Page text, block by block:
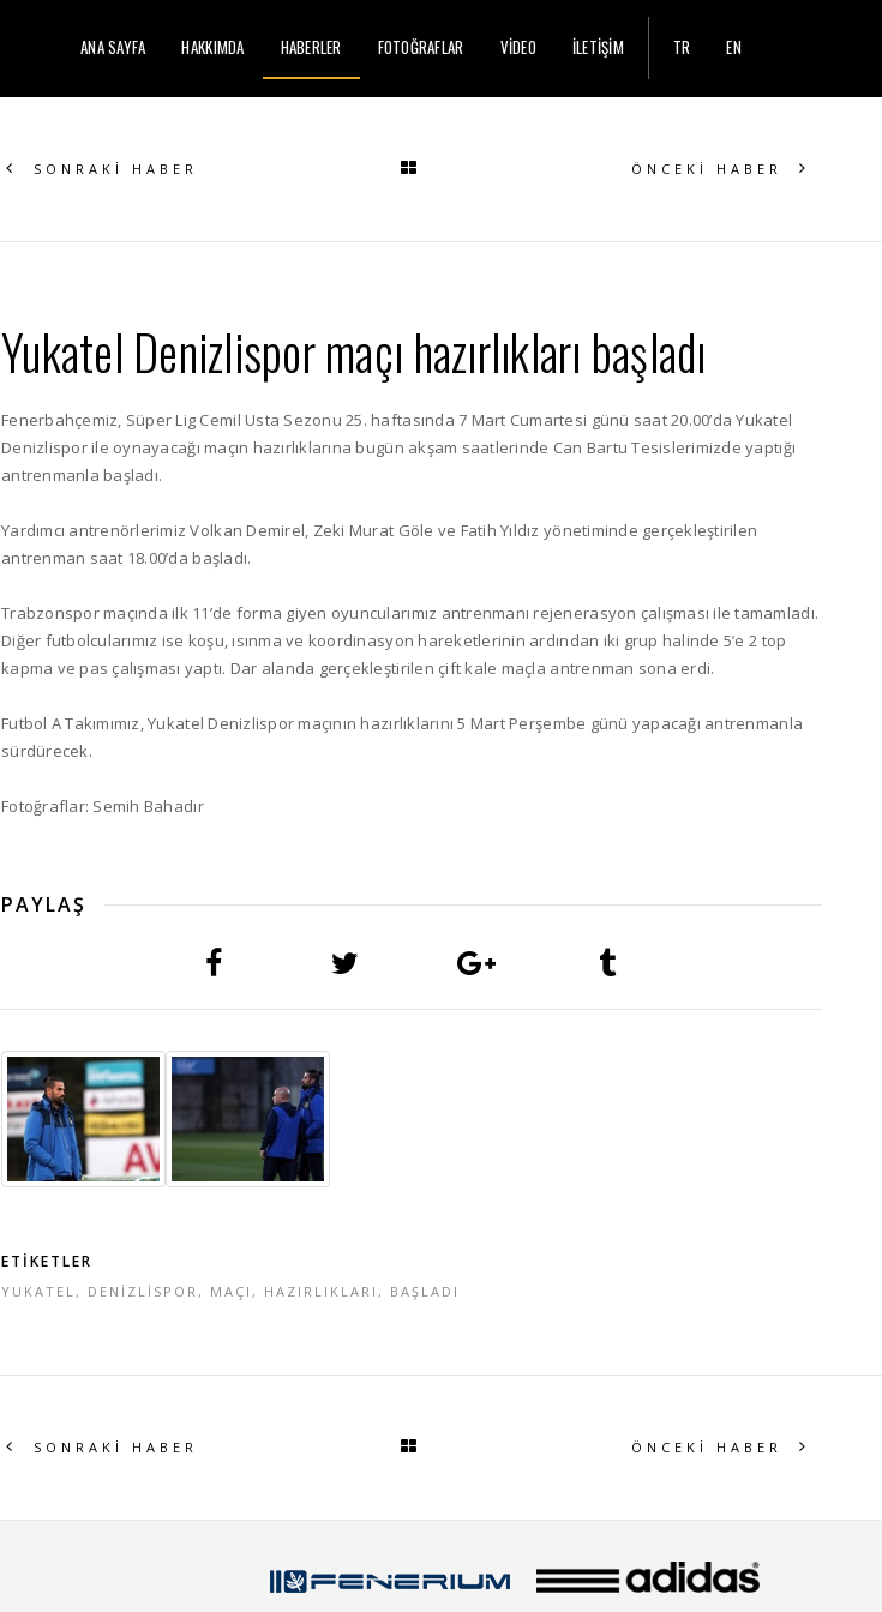
ANA SAYFA HAKKIMDA HABERLER FOTOĞRAFLAR VİDEO İLETİŞİM TR EN
SONRAKİ HABER ÖNCEKİ HABER
Yukatel Denizlispor maçı hazırlıkları başladı
Fenerbahçemiz, Süper Lig Cemil Usta Sezonu 25. haftasında 7 Mart Cumartesi günü saat 20.00’da Yukatel
Denizlispor ile oynayacağı maçın hazırlıklarına bugün akşam saatlerinde Can Bartu Tesislerimizde yaptığı
antrenmanla başladı.
Yardımcı antrenörlerimiz Volkan Demirel, Zeki Murat Göle ve Fatih Yıldız yönetiminde gerçekleştirilen
antrenman saat 18.00’da başladı.
Trabzonspor maçında ilk 11’de forma giyen oyuncularımız antrenmanı rejenerasyon çalışması ile tamamladı.
Diğer futbolcularımız ise koşu, ısınma ve koordinasyon hareketlerinin ardından iki grup halinde 5’e 2 top
kapma ve pas çalışması yaptı. Dar alanda gerçekleştirilen çift kale maçla antrenman sona erdi.
Futbol A Takımımız, Yukatel Denizlispor maçının hazırlıklarını 5 Mart Perşembe günü yapacağı antrenmanla
sürdürecek.
Fotoğraflar: Semih Bahadır
PAYLAŞ
ETİKETLER
YUKATEL, DENİZLİSPOR, MAÇI , HAZIRLIKLARI , BAŞLADI
SONRAKİ HABER ÖNCEKİ HABER